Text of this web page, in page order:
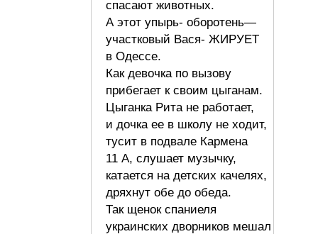
спасают животных.
А этот упырь- оборотень—
участковый Вася- ЖИРУЕТ
в Одессе.
Как девочка по вызову
прибегает к своим цыганам.
Цыганка Рита не работает,
и дочка ее в школу не ходит,
тусит в подвале Кармена
11 А, слушает музычку,
катается на детских качелях,
дряхнут обе до обеда.
Так щенок спаниеля
украинских дворников мешал